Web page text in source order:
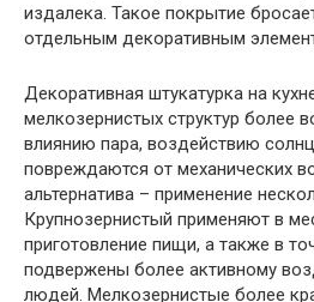
издалека. Такое покрытие
отдельным декоративным
Декоративная штукатурка на
мелкозернистых структур более
влиянию пара, воздействию
повреждаются от механических
альтернатива – применение
Крупнозернистый применяют в
приготовление пищи, а также в
подвержены более активному
людей. Мелкозернистые более